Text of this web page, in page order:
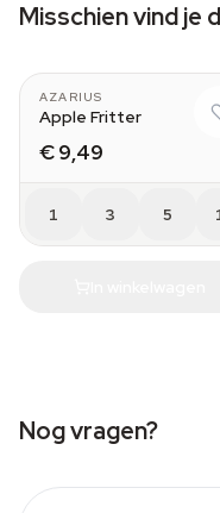
Misschien vind je
AZARIUS
Apple Fritter
€ 9,49
1 3 5
Nog vragen?